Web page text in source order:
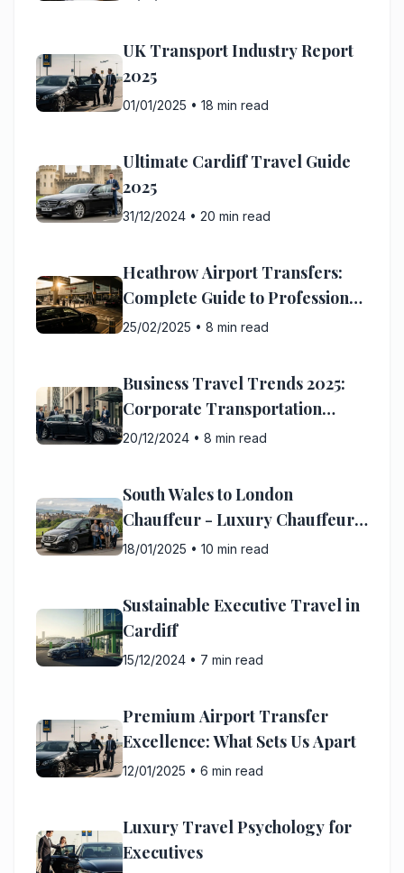
UK Transport Industry Report
2025
01/01/2025 • 18 min read
Ultimate Cardiff Travel Guide
2025
31/12/2024 • 20 min read
Heathrow Airport Transfers:
Complete Guide to Professional
Transfer Services
25/02/2025 • 8 min read
Business Travel Trends 2025:
Corporate Transportation
Evolution
20/12/2024 • 8 min read
South Wales to London
Chauffeur - Luxury Chauffeur
Service Guide
18/01/2025 • 10 min read
Sustainable Executive Travel in
Cardiff
15/12/2024 • 7 min read
Premium Airport Transfer
Excellence: What Sets Us Apart
12/01/2025 • 6 min read
Luxury Travel Psychology for
Executives